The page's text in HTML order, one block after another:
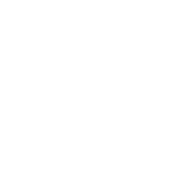
de los procesos.
-o casi todos-, están bien equipados,
de la tensión y una cucharilla para
y con los adelantos tecnológicos y las
y con más recursos. No es cierto que
o laboralmente en pueblos como Fuente
o una familia necesita para vivir bien.
para médicos jóvenes y hay que
en tu opinión? ¿El Distrito Córdoba-